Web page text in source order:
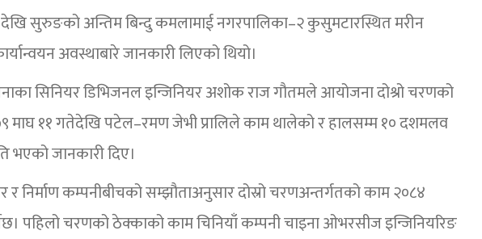
सुरुङको अन्तिम बिन्दु कमलामाई नगरपालिका–२ कुसुमटारस्थित मरीन
अवस्थाबारे जानकारी लिएको थियो।
सिनियर डिभिजनल इन्जिनियर अशोक राज गौतमले आयोजना दोश्रो चरणको
माघ ११ गतेदेखि पटेल–रमण जेभी प्रालिले काम थालेको र हालसम्म १० दशमलव
भएको जानकारी दिए।
निर्माण कम्पनीबीचको सम्झौताअनुसार दोस्रो चरणअन्तर्गतको काम २०८४
पहिलो चरणको ठेक्काको काम चिनियाँ कम्पनी चाइना ओभरसीज इन्जिनियरिङ